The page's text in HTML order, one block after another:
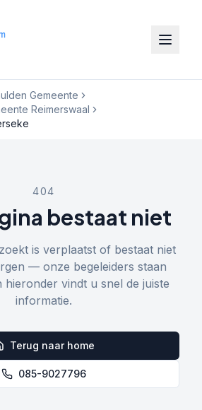
Gemeente
Reimerswaal
404
bestaat niet
is verplaatst of bestaat niet
— onze begeleiders staan
vindt u snel de juiste
informatie.
Terug naar home
085-9027796